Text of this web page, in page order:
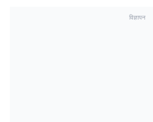
विज्ञापन